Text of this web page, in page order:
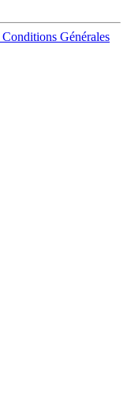
Conditions Générales